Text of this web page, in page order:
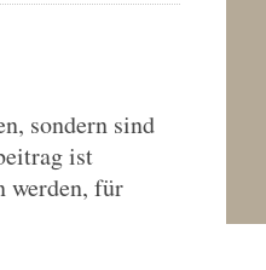
sondern sind
ist
werden, für